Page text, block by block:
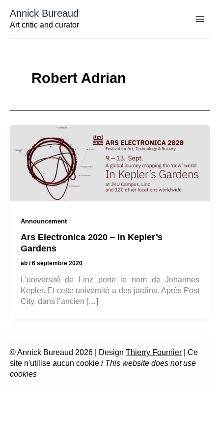
contenu
Annick Bureaud
Art critic and curator
Robert Adrian
Announcement
Ars Electronica 2020 – In Kepler’s
Gardens
ab /6 septembre 2020
L’université de Linz porte le nom de Johannes
Kepler. Et cette université a des jardins. Après Post
City, dans l’ancien […]
© Annick Bureaud 2026 | Design Thierry Fournier | Ce
site n'utilise aucun cookie / This website does not use
cookies